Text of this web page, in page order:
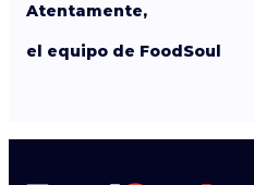
Atentamente,
el equipo de FoodSoul